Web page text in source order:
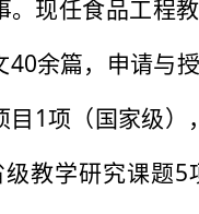
。现任食品工程
40余篇，申请与
目1项（国家级
教学研究课题5